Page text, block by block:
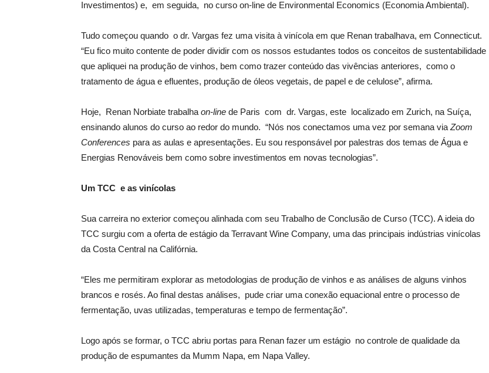
Investimentos) e, em seguida, no curso on-line de Environmental Economics (Economia Ambiental).
Tudo começou quando o dr. Vargas fez uma visita à vinícola em que Renan trabalhava, em Connecticut.
“Eu fico muito contente de poder dividir com os nossos estudantes todos os conceitos de sustentabilidade
que apliquei na produção de vinhos, bem como trazer conteúdo das vivências anteriores, como o
tratamento de água e efluentes, produção de óleos vegetais, de papel e de celulose”, afirma.
Hoje, Renan Norbiate trabalha on-line de Paris com dr. Vargas, este localizado em Zurich, na Suíça,
ensinando alunos do curso ao redor do mundo. “Nós nos conectamos uma vez por semana via Zoom
Conferences para as aulas e apresentações. Eu sou responsável por palestras dos temas de Água e
Energias Renováveis bem como sobre investimentos em novas tecnologias”.
Um TCC e as vinícolas
Sua carreira no exterior começou alinhada com seu Trabalho de Conclusão de Curso (TCC). A ideia do
TCC surgiu com a oferta de estágio da Terravant Wine Company, uma das principais indústrias vinícolas
da Costa Central na Califórnia.
“Eles me permitiram explorar as metodologias de produção de vinhos e as análises de alguns vinhos
brancos e rosés. Ao final destas análises, pude criar uma conexão equacional entre o processo de
fermentação, uvas utilizadas, temperaturas e tempo de fermentação”.
Logo após se formar, o TCC abriu portas para Renan fazer um estágio no controle de qualidade da
produção de espumantes da Mumm Napa, em Napa Valley.